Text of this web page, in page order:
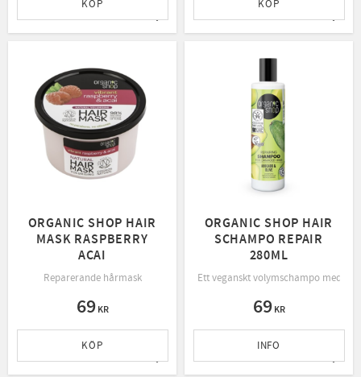
Lägg till i favoriter
KÖP KÖP
ORGANIC SHOP HAIR
MASK RASPBERRY
ACAI
Reparerande hårmask
69KR
Lägg till i favoriter
KÖP
ORGANIC SHOP HAIR
SCHAMPO REPAIR
280ML
Ett veganskt volymschampo med
69KR
INFO